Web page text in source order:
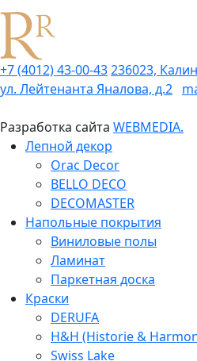
+7 (4012) 43-00-43236023,
ул. Лейтенанта Яналова, д.2
Разработка сайта WEBMEDIA.
Лепной декор
Orac Decor
BELLO DECO
DECOMASTER
Напольные покрытия
Виниловые полы
Ламинат
Паркетная доска
Краски
DERUFA
H&H (Historie &
Swiss Lake